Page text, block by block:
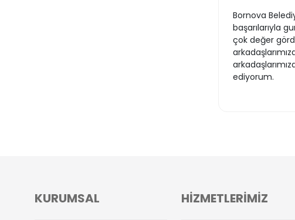
Bornova
başarılarıyla
çok değer
ediyorum.
KURUMSAL HİZMETLERİMİZ